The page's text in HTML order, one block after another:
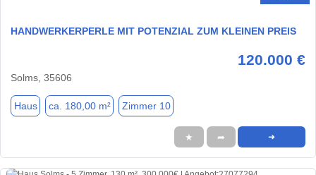
HANDWERKERPERLE MIT POTENZIAL ZUM KLEINEN PREIS
120.000 €
Solms, 35606
Haus ca. 180,00 m² Zimmer 10
★ ➦ ➜